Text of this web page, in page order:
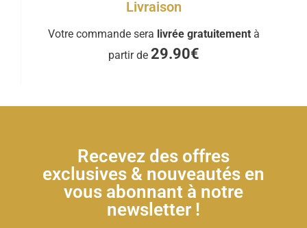
Livraison
Votre commande sera livrée gratuitement à
partir de 29.90€
Recevez des offres
exclusives & nouveautés en
vous abonnant à notre
newsletter !